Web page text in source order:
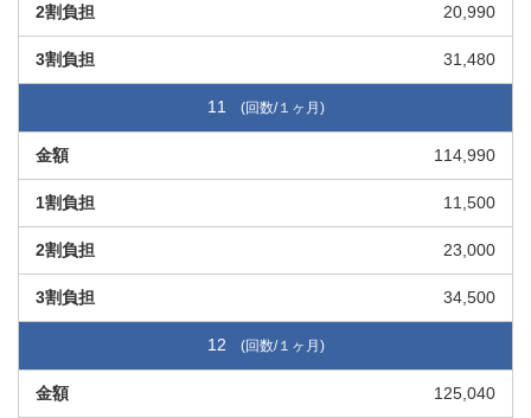
20,990
31,480
11
114,990
11,500
23,000
34,500
12
125,040